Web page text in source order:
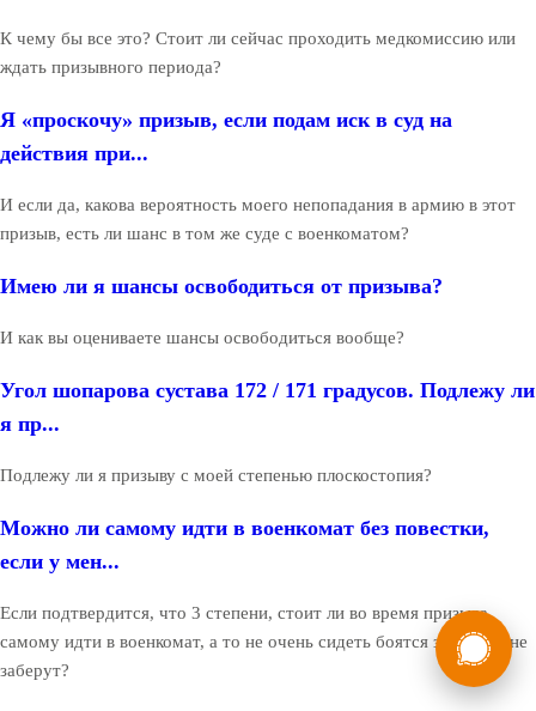
К чему бы все это? Стоит ли сейчас проходить медкомиссию или
ждать призывного периода?
Я «проскочу» призыв, если подам иск в суд на
действия при...
И если да, какова вероятность моего непопадания в армию в этот
призыв, есть ли шанс в том же суде с военкоматом?
Имею ли я шансы освободиться от призыва?
И как вы оцениваете шансы освободиться вообще?
Угол шопарова сустава 172 / 171 градусов. Подлежу ли
я пр...
Подлежу ли я призыву с моей степенью плоскостопия?
Можно ли самому идти в военкомат без повестки,
если у мен...
Если подтвердится, что 3 степени, стоит ли во время призыва
самому идти в военкомат, а то не очень сидеть боятся заберут - не
заберут?
Мы в России